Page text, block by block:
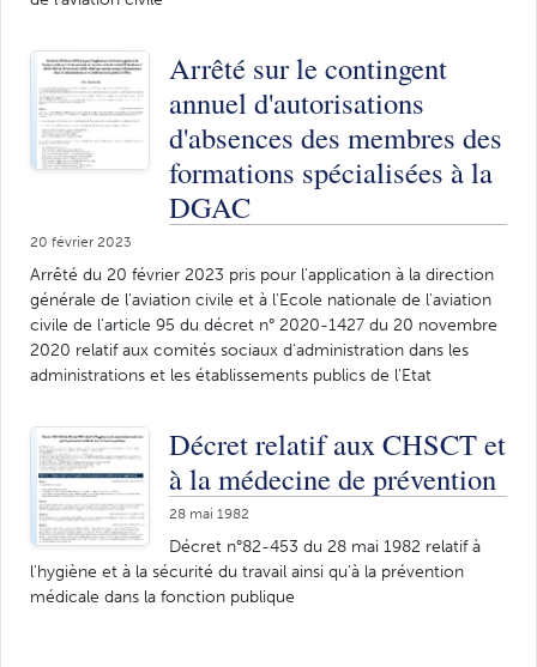
Arrêté sur le contingent
annuel d'autorisations
d'absences des membres des
formations spécialisées à la
DGAC
20 février 2023
Arrêté du 20 février 2023 pris pour l'application à la direction
générale de l'aviation civile et à l'Ecole nationale de l'aviation
civile de l'article 95 du décret n° 2020-1427 du 20 novembre
2020 relatif aux comités sociaux d'administration dans les
administrations et les établissements publics de l'Etat
Décret relatif aux CHSCT et
à la médecine de prévention
28 mai 1982
Décret n°82-453 du 28 mai 1982 relatif à
l'hygiène et à la sécurité du travail ainsi qu'à la prévention
médicale dans la fonction publique